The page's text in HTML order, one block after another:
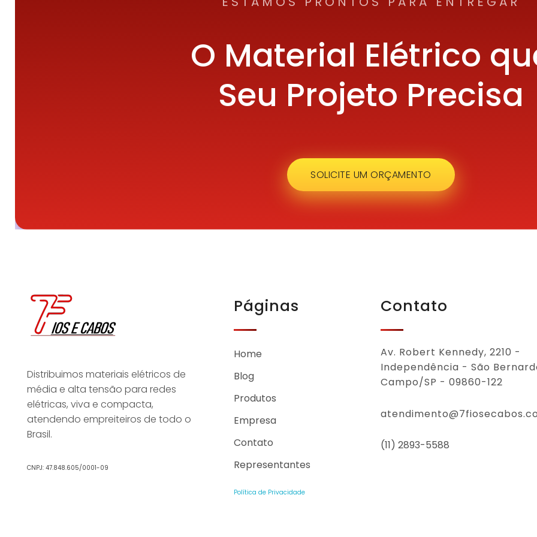
O Material Elétrico
Seu Projeto Precisa
SOLICITE UM ORÇAMENTO
Distribuimos materiais elétricos de
média e alta tensão para redes
elétricas, viva e compacta,
atendendo empreiteiros de todo o
Brasil.
CNPJ: 47.848.605/0001-09
Páginas
Home
Blog
Produtos
Empresa
Contato
Representantes
Política de Privacidade
Contato
Av. Robert Kennedy, 2210 -
Independência - São
Campo/SP - 09860-122
(11) 2893-5588